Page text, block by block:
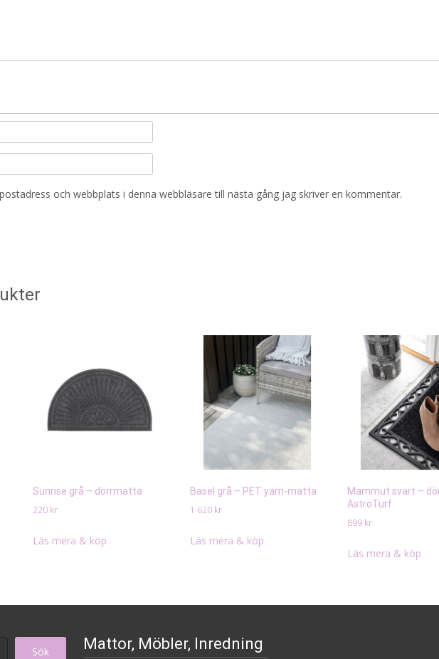
och webbplats i denna webbläsare till nästa gång jag skriver en kommentar.
Sunrise grå – dörrmatta
220 kr
Läs mera & köp
Basel grå – PET yarn-matta
1 620 kr
Läs mera & köp
Mammut svart –
AstroTurf
899 kr
Läs mera & köp
Sök
Mattor, Möbler, Inredning